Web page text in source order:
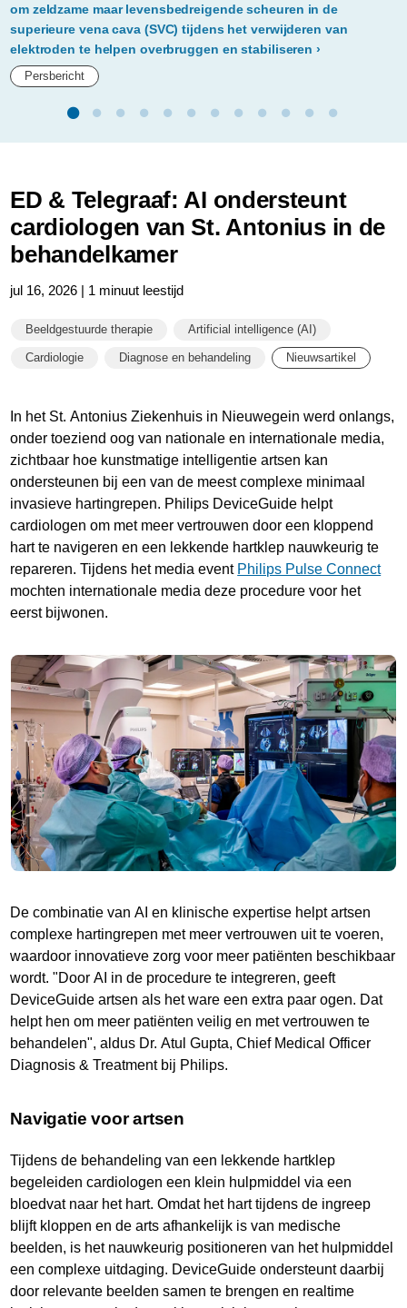
om zeldzame maar levensbedreigende scheuren in de
superieure vena cava (SVC) tijdens het verwijderen van
elektroden te helpen overbruggen en stabiliseren
Persbericht
ED & Telegraaf: AI ondersteunt
cardiologen van St. Antonius in de
behandelkamer
jul 16, 2026 | 1 minuut leestijd
Beeldgestuurde therapie Artificial intelligence (AI)
Cardiologie Diagnose en behandeling Nieuwsartikel
In het St. Antonius Ziekenhuis in Nieuwegein werd onlangs,
onder toeziend oog van nationale en internationale media,
zichtbaar hoe kunstmatige intelligentie artsen kan
ondersteunen bij een van de meest complexe minimaal
invasieve hartingrepen. Philips DeviceGuide helpt
cardiologen om met meer vertrouwen door een kloppend
hart te navigeren en een lekkende hartklep nauwkeurig te
repareren. Tijdens het media event Philips Pulse Connect
mochten internationale media deze procedure voor het
eerst bijwonen.
De combinatie van AI en klinische expertise helpt artsen
complexe hartingrepen met meer vertrouwen uit te voeren,
waardoor innovatieve zorg voor meer patiënten beschikbaar
wordt. "Door AI in de procedure te integreren, geeft
DeviceGuide artsen als het ware een extra paar ogen. Dat
helpt hen om meer patiënten veilig en met vertrouwen te
behandelen", aldus Dr. Atul Gupta, Chief Medical Officer
Diagnosis & Treatment bij Philips.
Navigatie voor artsen
Tijdens de behandeling van een lekkende hartklep
begeleiden cardiologen een klein hulpmiddel via een
bloedvat naar het hart. Omdat het hart tijdens de ingreep
blijft kloppen en de arts afhankelijk is van medische
beelden, is het nauwkeurig positioneren van het hulpmiddel
een complexe uitdaging. DeviceGuide ondersteunt daarbij
door relevante beelden samen te brengen en realtime